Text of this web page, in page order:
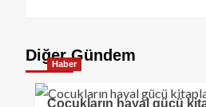
Diğer Gündem
Haber
Çocukların hayal gücü